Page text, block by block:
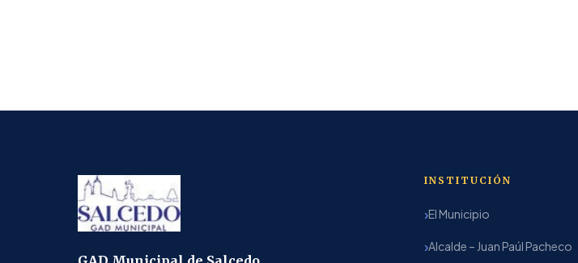
INSTITUCIÓN
El Municipio
Alcalde – Juan Paúl Pacheco